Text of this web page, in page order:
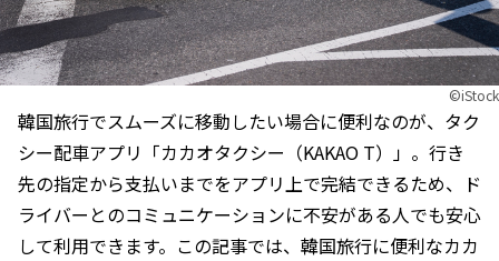
©iStock
韓国旅行でスムーズに移動したい場合に便利なのが、タク
シー配車アプリ「カカオタクシー（KAKAO T）」。行き
先の指定から支払いまでをアプリ上で完結できるため、ド
ライバーとのコミュニケーションに不安がある人でも安心
して利用できます。この記事では、韓国旅行に便利なカカ